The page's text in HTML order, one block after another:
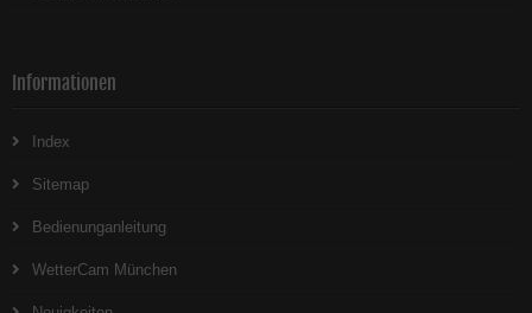
Informationen
Index
Sitemap
Bedienunganleitung
WetterCam München